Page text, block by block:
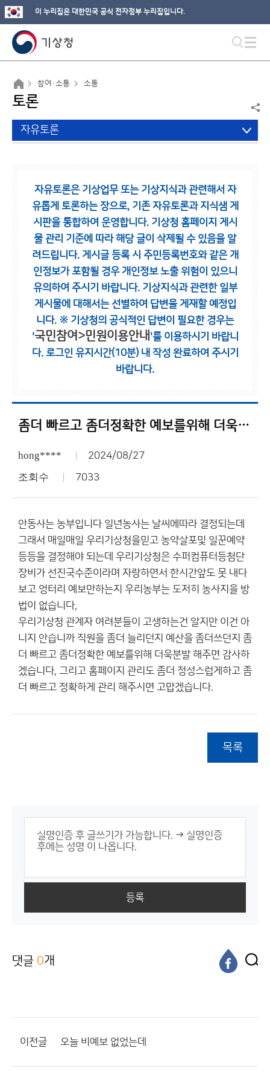
이 누리집은 대한민국 공식 전자정부 누리집입니다.
참여·소통 소통
토론
자유토론
자유토론은 기상업무 또는 기상지식과 관련해서 자
유롭게 토론하는 장으로, 기존 자유토론과 지식샘 게
시판을 통합하여 운영합니다. 기상청 홈페이지 게시
물 관리 기준에 따라 해당 글이 삭제될 수 있음을 알
려드립니다. 게시글 등록 시 주민등록번호와 같은 개
인정보가 포함될 경우 개인정보 노출 위험이 있으니
유의하여 주시기 바랍니다. 기상지식과 관련한 일부
게시물에 대해서는 선별하여 답변을 게재할 예정입
니다. ※ 기상청의 공식적인 답변이 필요한 경우는
'국민참여>민원이용안내 '를 이용하시기 바랍니
다. 로그인 유지시간(10분) 내 작성 완료하여 주시기
바랍니다.
좀더 빠르고 좀더정확한 예보를위해 더욱분발 해주시고 홈페이지 관리도 좀더 정성스럽게하고 좀더 빠르고 정확하게 관리 해주시면 고맙겠습니다.
hong**** 2024/08/27
조회수 7033
안동사는 농부입니다 일년농사는 날씨에따라 결정되는데
그래서 매일매일 우리기상청을믿고 농약살포및 일꾼예약
등등을 결정해야 되는데 우리기상청은 수퍼컴퓨터등첨단
장비가 선진국수준이라며 자랑하면서 한시간앞도 못 내다
보고 엉터리 예보만하는지 우리농부는 도저히 농사지을 방
법이 없습니다,
우리기상청 관계자 여려분들이 고생하는건 알지만 이건 아
니지 안습니까 직원을 좀더 늘리던지 예산을 좀더쓰던지 좀
더 빠르고 좀더정확한 예보를위해 더욱분발 해주면 감사하
겠습니다, 그리고 홈페이지 관리도 좀더 정성스럽게하고 좀
더 빠르고 정확하게 관리 해주시면 고맙겠습니다.
목록
등록
댓글 0개
이전글 오늘 비예보 없었는데